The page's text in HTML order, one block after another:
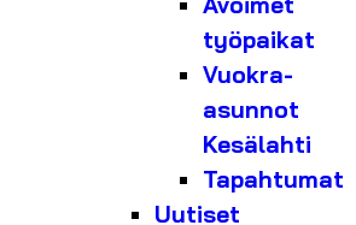
työpaikat
Vuokra-
asunnot
Kesälahti
Tapahtumat
Uutiset